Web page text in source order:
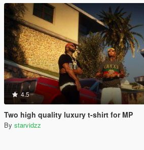
4.5
Two high quality luxury t-shirt for MP
By starvidzz